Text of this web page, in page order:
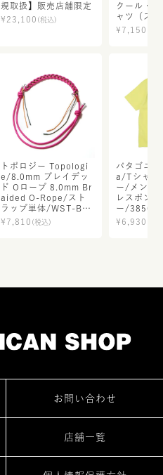
規取扱】販売店舗限定
¥ 23,100 (税込)
クール・
ャツ（ス
ス）/
【正規取
¥ 7,150
トポロジー Topologi
e/8.0mm ブレイデッ
ド Oロープ 8.0mm Br
aided O-Rope/スト
ラップ単体/WST-BO0
8/レディース メンズ
【正規取扱】
¥ 7,810 (税込)
パタゴニ
a/Tシャツ
ー/メンズ
レスポン
ー/38504/
規取扱】
¥ 6,930
お問い合わせ
店舗一覧